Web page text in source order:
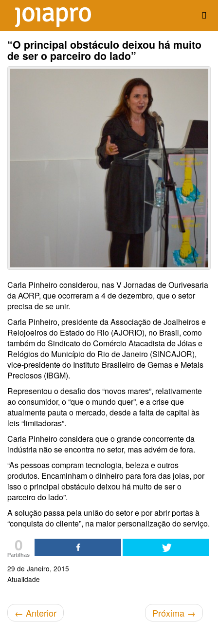
“O principal obstáculo deixou há muito
de ser o parceiro do lado”
Carla Pinheiro considerou, nas V Jornadas de Ourivesaria
da AORP, que ocorreram a 4 de dezembro, que o setor
precisa de se unir.
Carla Pinheiro, presidente da Associação de Joalheiros e
Relojoeiros do Estado do Rio (AJORIO), no Brasil, como
também do Sindicato do Comércio Atacadista de Jóias e
Relógios do Município do Rio de Janeiro (SINCAJOR),
vice-presidente do Instituto Brasileiro de Gemas e Metais
Preciosos (IBGM).
Representou o desafio dos “novos mares”, relativamente
ao consumidor, o “que o mundo quer”, e a crise que
atualmente pauta o mercado, desde a falta de capital às
leis “limitadoras”.
Carla Pinheiro considera que o grande concorrente da
indústria não se encontra no setor, mas advém de fora.
“As pessoas compram tecnologia, beleza e outros
produtos. Encaminham o dinheiro para fora das joias, por
isso o principal obstáculo deixou há muito de ser o
parceiro do lado”.
A solução passa pela união do setor e por abrir portas à
“conquista do cliente”, na maior personalização do serviço.
0
Partilhas
29 de Janeiro, 2015
Atualidade
← Anterior Próxima →